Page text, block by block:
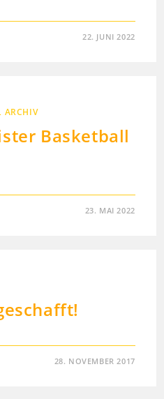
22. JUNI 2022
ARCHIV
Basketball
23. MAI 2022
28. NOVEMBER 2017